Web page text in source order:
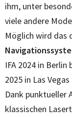
ihm, unter
viele andere
Möglich wird das
IFA 2024 in
2025 in Las
Dank punktueller
klassischen